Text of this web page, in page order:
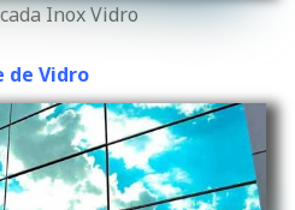
Inox Vidro
de Vidro